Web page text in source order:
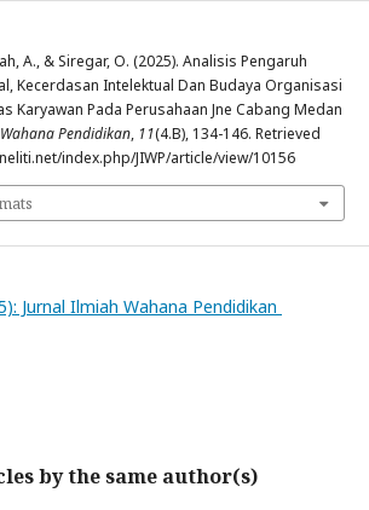
A., & Siregar, O. (2025). Analisis Pengaruh
Kecerdasan Intelektual Dan Budaya Organisasi
Karyawan Pada Perusahaan Jne Cabang Medan
Pendidikan, 11(4.B), 134-146. Retrieved
index.php/JIWP/article/view/10156
Jurnal Ilmiah Wahana Pendidikan
by the same author(s)